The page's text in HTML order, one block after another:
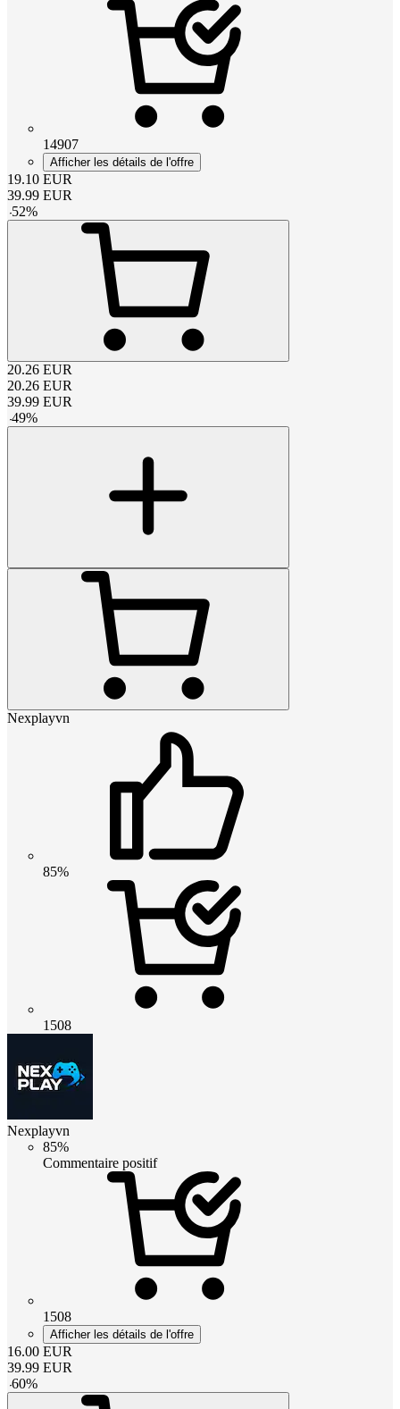
14907
Afficher les détails de l'offre
19.10 EUR
39.99 EUR
-52%
20.26 EUR
20.26 EUR
39.99 EUR
-49%
Nexplayvn
85%
1508
Nexplayvn
85%
Commentaire positif
1508
Afficher les détails de l'offre
16.00 EUR
39.99 EUR
-60%